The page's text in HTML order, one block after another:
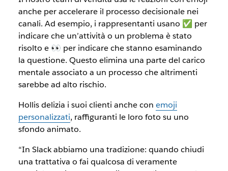
anche per accelerare il processo decisionale nei
canali. Ad esempio, i rappresentanti usano ✅ per
indicare che un’attività o un problema è stato
risolto e 👀 per indicare che stanno esaminando
la questione. Questo elimina una parte del carico
mentale associato a un processo che altrimenti
sarebbe ad alto rischio.
Hollis delizia i suoi clienti anche con emoji
personalizzati, raffiguranti le loro foto su uno
sfondo animato.
“In Slack abbiamo una tradizione: quando chiudi
una trattativa o fai qualcosa di veramente